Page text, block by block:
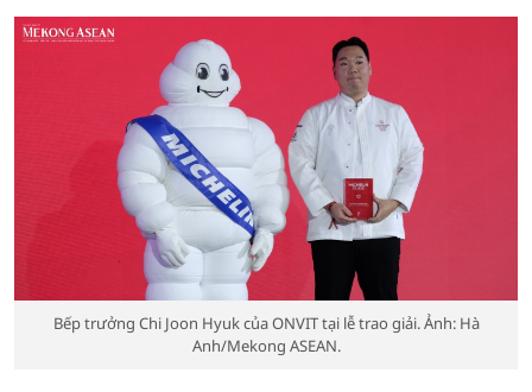
Bếp trưởng Chi Joon Hyuk của ONVIT tại lễ trao giải. Ảnh: Hà
Anh/Mekong ASEAN.